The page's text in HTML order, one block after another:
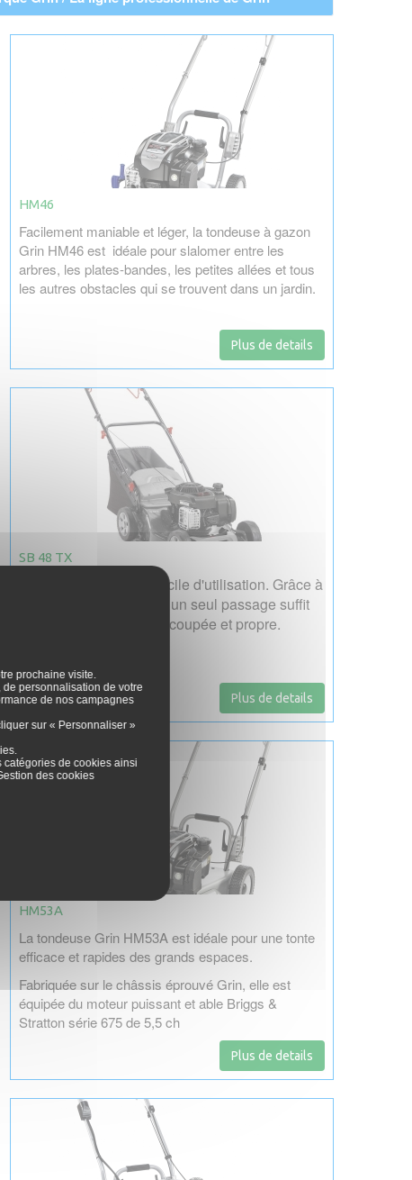
HM46
Facilement maniable et léger, la tondeuse à gazon
Grin HM46 est idéale pour slalomer entre les
arbres, les plates-bandes, les petites allées et tous
les autres obstacles qui se trouvent dans un jardin.
Plus de details
SB 48 TX
Tondeuse tractée est facile d'utilisation. Grâce à
son bac de ramassage, un seul passage suffit
pour avoir une pelouse coupée et propre.
Plus de details
HM53A
La tondeuse Grin HM53A est idéale pour une tonte
efficace et rapides des grands espaces.
Fabriquée sur le châssis éprouvé Grin, elle est
équipée du moteur puissant et able Briggs &
Stratton série 675 de 5,5 ch
Plus de details
prochaine visite.
de personnalisation de votre
de nos campagnes
sur « Personnaliser »
.
catégories de cookies ainsi
des cookies